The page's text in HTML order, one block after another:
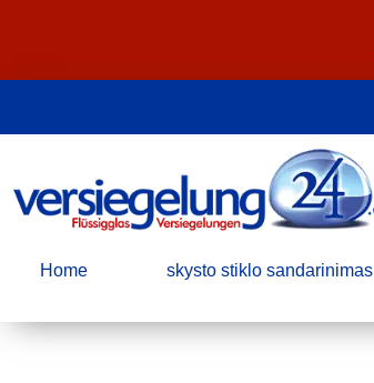
Home skysto stiklo sandarinimas